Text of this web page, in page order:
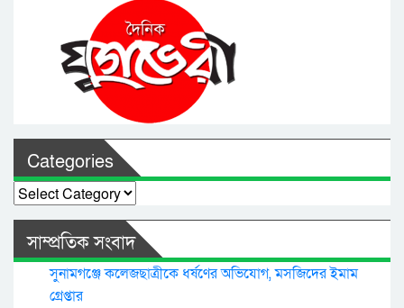
Categories
Categories
সাম্প্রতিক সংবাদ
সুনামগঞ্জে কলেজছাত্রীকে ধর্ষণের অভিযোগ, মসজিদের ইমাম
গ্রেপ্তার